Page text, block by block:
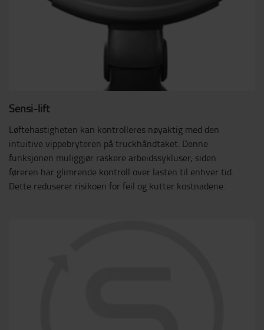
Sensi-lift
Løftehastigheten kan kontrolleres nøyaktig med den
intuitive vippebryteren på truckhåndtaket. Denne
funksjonen muliggjør raskere arbeidssykluser, siden
føreren har glimrende kontroll over lasten til enhver tid.
Dette reduserer risikoen for feil og kutter kostnadene.